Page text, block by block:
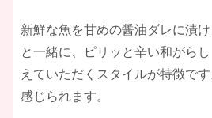
新鮮な魚を甘めの醤油ダレに漬
と一緒に、ピリッと辛い和がら
えていただくスタイルが特徴で
感じられます。